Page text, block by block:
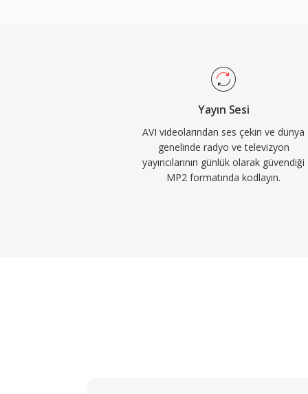
tutan üç avantaj: kablosuz yayın sinyalleri
hataları altında zarif bozulma, gerçek
uygun minimum kodlama gecikmesi ve
çerçevelerinde köklü düzenleyici kabul.
Yayın Sesi
AVI videolarından ses çekin ve dünya
genelinde radyo ve televizyon
yayıncılarının günlük olarak güvendiği
MP2 formatında kodlayın.